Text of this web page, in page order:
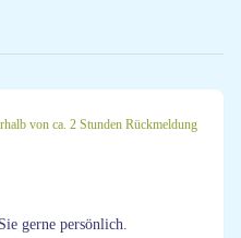
von ca. 2 Stunden Rückmeldung
gerne persönlich.